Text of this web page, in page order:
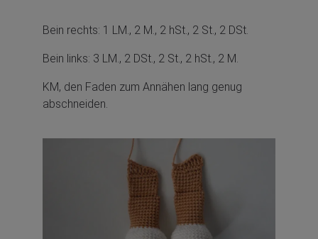
Bein rechts: 1 LM., 2 M., 2 hSt., 2 St., 2 DSt.
Bein links: 3 LM., 2 DSt., 2 St., 2 hSt., 2 M.
KM, den Faden zum Annähen lang genug
abschneiden.